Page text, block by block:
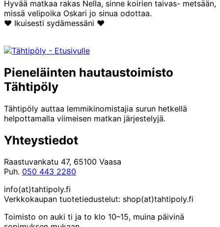
Hyvää matkaa rakas Nella, sinne koirien taivas- metsään,
missä velipoika Oskari jo sinua odottaa.
❤️ Ikuisesti sydämessäni ❤️
Pieneläinten hautaustoimisto
Tähtipöly
Tähtipöly auttaa lemmikinomistajia surun hetkellä
helpottamalla viimeisen matkan järjestelyjä.
Yhteystiedot
Raastuvankatu 47, 65100 Vaasa
Puh. 050 443 2280
info(at)tahtipoly.fi
Verkkokaupan tuotetiedustelut: shop(at)tahtipoly.fi
Toimisto on auki ti ja to klo 10–15, muina päivinä